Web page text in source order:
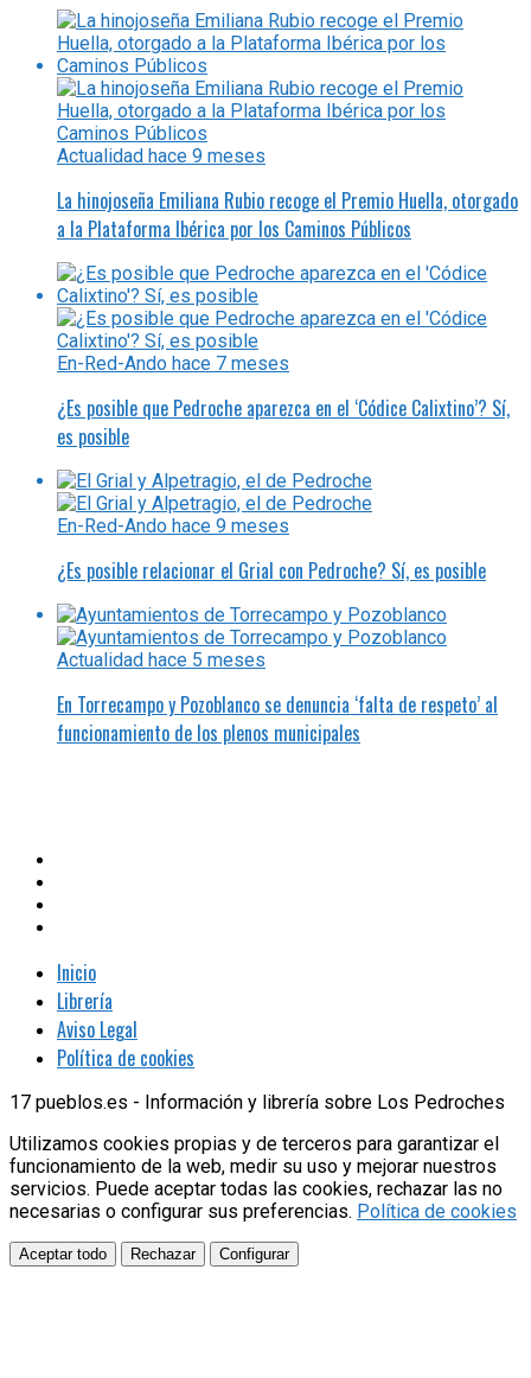
Actualidad hace 9 meses
La hinojoseña Emiliana Rubio recoge el Premio Huella, otorgado
a la Plataforma Ibérica por los Caminos Públicos
En-Red-Ando hace 7 meses
¿Es posible que Pedroche aparezca en el ‘Códice Calixtino’? Sí,
es posible
En-Red-Ando hace 9 meses
¿Es posible relacionar el Grial con Pedroche? Sí, es posible
Actualidad hace 5 meses
En Torrecampo y Pozoblanco se denuncia ‘falta de respeto’ al
funcionamiento de los plenos municipales
Inicio
Librería
Aviso Legal
Política de cookies
17 pueblos.es - Información y librería sobre Los Pedroches
Utilizamos cookies propias y de terceros para garantizar el
funcionamiento de la web, medir su uso y mejorar nuestros
servicios. Puede aceptar todas las cookies, rechazar las no
necesarias o configurar sus preferencias. Política de cookies
Aceptar todo Rechazar Configurar